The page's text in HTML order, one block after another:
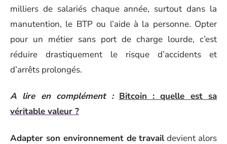
milliers de salariés chaque année, surtout dans la
manutention, le BTP ou l’aide à la personne. Opter
pour un métier sans port de charge lourde, c’est
réduire drastiquement le risque d’accidents et
d’arrêts prolongés.
A lire en complément : Bitcoin : quelle est sa
véritable valeur ?
Adapter son environnement de travaildevient alors